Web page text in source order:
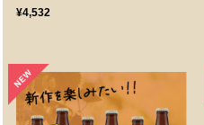
¥4,532